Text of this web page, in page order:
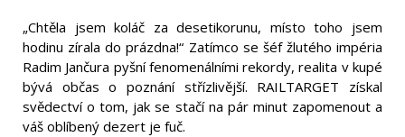
„Chtěla jsem koláč za desetikorunu, místo toho jsem
hodinu zírala do prázdna!“ Zatímco se šéf žlutého impéria
Radim Jančura pyšní fenomenálními rekordy, realita v kupé
bývá občas o poznání střízlivější. RAILTARGET získal
svědectví o tom, jak se stačí na pár minut zapomenout a
váš oblíbený dezert je fuč.